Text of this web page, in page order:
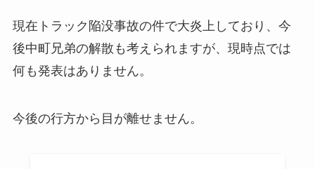
現在トラック陥没事故の件で大炎上しており、今
後中町兄弟の解散も考えられますが、現時点では
何も発表はありません。
今後の行方から目が離せません。